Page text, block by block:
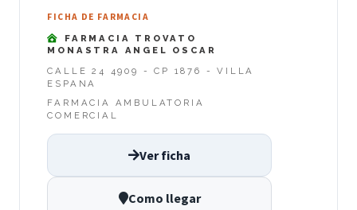
FICHA DE FARMACIA
FARMACIA TROVATO
MONASTRA ANGEL OSCAR
CALLE 24 4909 - CP 1876 - VILLA
ESPANA
FARMACIA AMBULATORIA
COMERCIAL
Ver ficha
Como llegar